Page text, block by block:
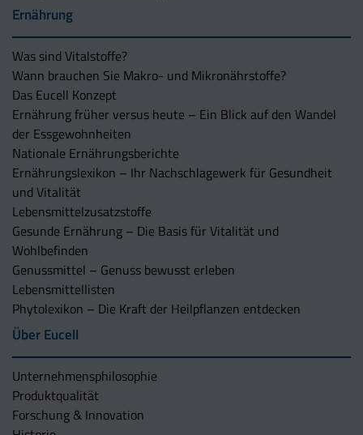
Ernährung
Was sind Vitalstoffe?
Wann brauchen Sie Makro- und Mikronährstoffe?
Das Eucell Konzept
Ernährung früher versus heute – Ein Blick auf den Wandel
der Essgewohnheiten
Nationale Ernährungsberichte
Ernährungslexikon – Ihr Nachschlagewerk für Gesundheit
und Vitalität
Lebensmittelzusatzstoffe
Gesunde Ernährung – Die Basis für Vitalität und
Wohlbefinden
Genussmittel – Genuss bewusst erleben
Lebensmittellisten
Phytolexikon – Die Kraft der Heilpflanzen entdecken
Über Eucell
Unternehmens­philosophie
Produktqualität
Forschung & Innovation